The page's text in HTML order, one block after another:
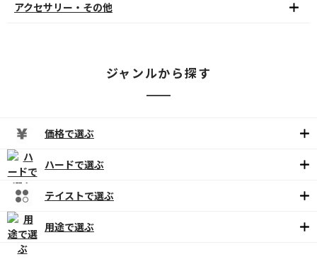
アクセサリー・その他
ジャンルから探す
価格で選ぶ
ハードで選ぶ
テイストで選ぶ
用途で選ぶ